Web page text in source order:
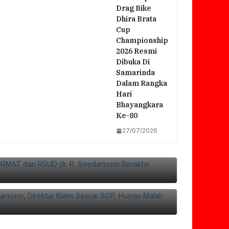
Drag Bike
Dhira Brata
Cup
Championship
2026 Resmi
Dibuka Di
Samarinda
Dalam Rangka
Hari
Bhayangkara
Ke-80
27/07/2026
FORMAT Dan RSUD Dr. R. Soedarsono
Direktur Klaim Sesuai SOP,
Ke Rumah Duka